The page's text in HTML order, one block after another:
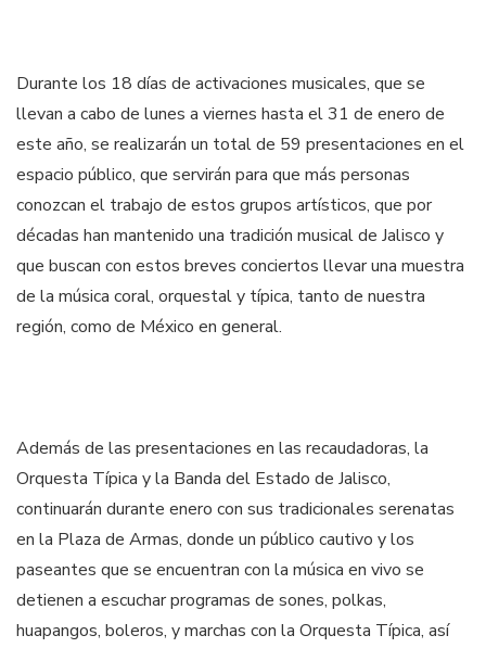
Durante los 18 días de activaciones musicales, que se
llevan a cabo de lunes a viernes hasta el 31 de enero de
este año, se realizarán un total de 59 presentaciones en el
espacio público, que servirán para que más personas
conozcan el trabajo de estos grupos artísticos, que por
décadas han mantenido una tradición musical de Jalisco y
que buscan con estos breves conciertos llevar una muestra
de la música coral, orquestal y típica, tanto de nuestra
región, como de México en general.
Además de las presentaciones en las recaudadoras, la
Orquesta Típica y la Banda del Estado de Jalisco,
continuarán durante enero con sus tradicionales serenatas
en la Plaza de Armas, donde un público cautivo y los
paseantes que se encuentran con la música en vivo se
detienen a escuchar programas de sones, polkas,
huapangos, boleros, y marchas con la Orquesta Típica, así